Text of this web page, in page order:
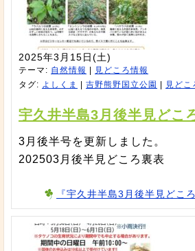
2025年3月15日(土)
テーマ: 自然情報
見どころ情報
タグ: よしくま 吉野熊野国立公園 見どこ
宇久井半島3月後半見どこ
3月後半号を更新しました。
202503月後半見どころ裏表
『宇久井半島3月後半見どこ